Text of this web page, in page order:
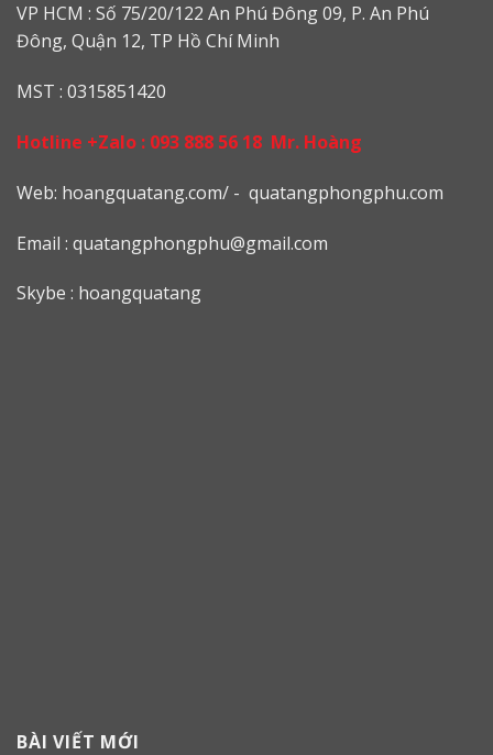
VP HCM : Số 75/20/122 An Phú Đông 09, P. An Phú
Đông, Quận 12, TP Hồ Chí Minh
MST : 0315851420
Hotline +Zalo : 093 888 56 18 Mr. Hoàng
Web: hoangquatang.com/ - quatangphongphu.com
Email : quatangphongphu@gmail.com
Skybe : hoangquatang
BÀI VIẾT MỚI